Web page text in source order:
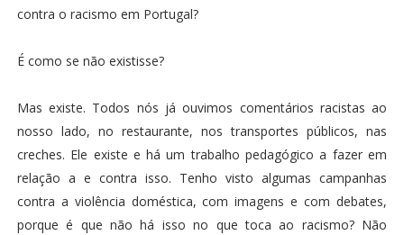
contra o racismo em Portugal?
É como se não existisse?
Mas existe. Todos nós já ouvimos comentários racistas ao
nosso lado, no restaurante, nos transportes públicos, nas
creches. Ele existe e há um trabalho pedagógico a fazer em
relação a e contra isso. Tenho visto algumas campanhas
contra a violência doméstica, com imagens e com debates,
porque é que não há isso no que toca ao racismo? Não